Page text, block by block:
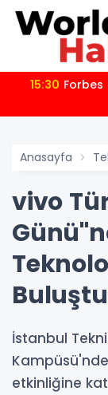
15:30
Anasayfa
vivo
İstanbul
etkinliğine